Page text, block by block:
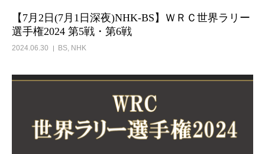
【7月2日(7月1日深夜)NHK-BS】ＷＲＣ世界ラリー
選手権2024 第5戦・第6戦
2024.06.30 BS, NHK
作品リスト
VOICE